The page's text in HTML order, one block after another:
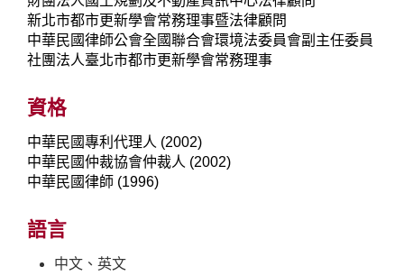
新北市都市更新學會常務理事暨法律顧問
中華民國律師公會全國聯合會環境法委員會副主任委員
社團法人臺北市都市更新學會常務理事
資格
中華民國專利代理人 (2002)
中華民國仲裁協會仲裁人 (2002)
中華民國律師 (1996)
語言
中文、英文